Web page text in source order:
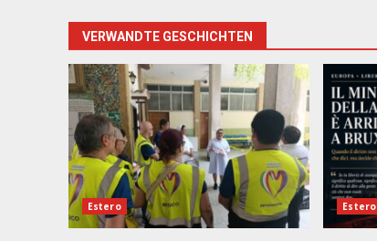
VERWANDTE GESCHICHTEN
Estero Estero